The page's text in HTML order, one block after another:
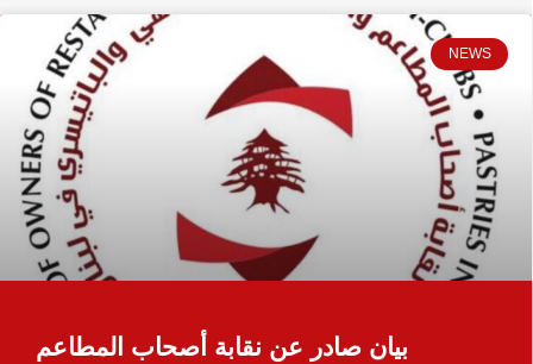
NEWS
بيان صادر عن نقابة أصحاب المطاعم